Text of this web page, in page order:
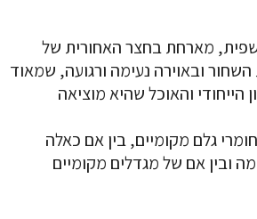
מארחת בחצר האחורית של
ובאוירה נעימה ורגועה, שמאוד
הייחודי והאוכל שהיא מוציאה
גלם מקומיים, בין אם כאלה
ובין אם של מגדלים מקומיים